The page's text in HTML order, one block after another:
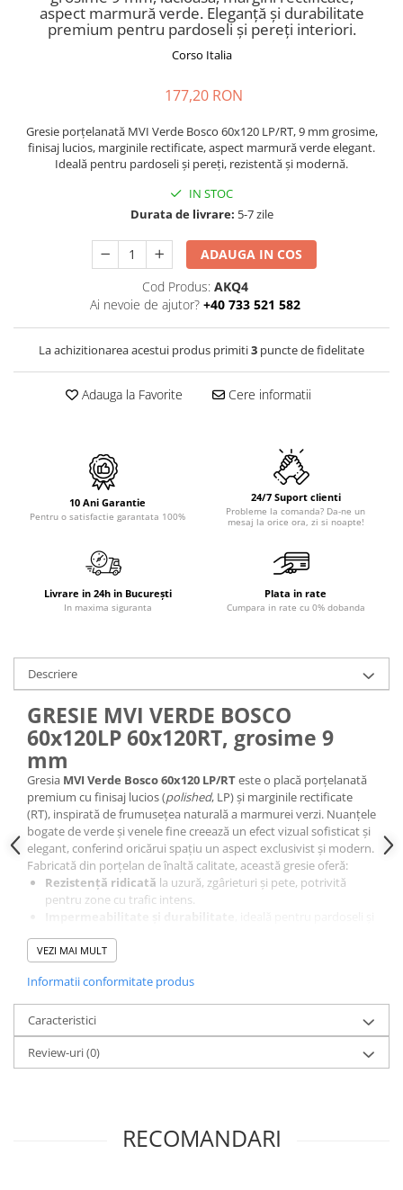
Dulap de baie cu oglindă
Dulap mic de baie
Oferta Zilei: Top Vânzări
Baterii termostatice
Coloane de duș cu baterie
Seturi vase wc
CHIUVETE STICLA
COMPACT
FORMIC
GALEO
INTERMEZZO
NOX
OMNI
QUADRIX COMPOZIT
Recomandate
ROLL
SETURI CHIUVETA DE BUCATARIE SI
BATERIE
SIFOANE MONARCH
STRICTO
STYLUX
VARIANT
ZOOM
Electrocasnice pentru bucătărie
Mixere și blendere
Sisteme pentru apa pură
aspect marmură verde. Eleganță și durabilitate
premium pentru pardoseli și pereți interiori.
Corso Italia
177,20 RON
Gresie porțelanată MVI Verde Bosco 60x120 LP/RT, 9 mm grosime,
finisaj lucios, marginile rectificate, aspect marmură verde elegant.
Ideală pentru pardoseli și pereți, rezistentă și modernă.
IN STOC
Durata de livrare: 5-7 zile
ADAUGA IN COS
Cod Produs: AKQ4
Ai nevoie de ajutor? +40 733 521 582
La achizitionarea acestui produs primiti3 puncte de fidelitate
Adauga la Favorite Cere informatii
10 Ani Garantie
Pentru o satisfactie garantata 100%
24/7 Suport clienti
Probleme la comanda? Da-ne un
mesaj la orice ora, zi si noapte!
Livrare in 24h in București
In maxima siguranta
Plata in rate
Cumpara in rate cu 0% dobanda
Descriere
GRESIE MVI VERDE BOSCO
60x120LP 60x120RT, grosime 9
mm
Gresia MVI Verde Bosco 60x120 LP/RTeste o placă porțelanată
premium cu finisaj lucios (polished, LP) și marginile rectificate
(RT), inspirată de frumusețea naturală a marmurei verzi. Nuanțele
bogate de verde și venele fine creează un efect vizual sofisticat și
elegant, conferind oricărui spațiu un aspect exclusivist și modern.
Fabricată din porțelan de înaltă calitate, această gresie oferă:
Rezistență ridicată la uzură, zgârieturi și pete, potrivită
pentru zone cu trafic intens.
Marginile rectificate (RT)
vizual uniform și elegant.
Finisaj lucios (LP)care reflectă lumina și adaugă profunzime
spațiului.
Dimensiunea
continuu, modern și rafinat, perfect pentru amenajări
minimaliste, contemporane sau clasice de lux.
Recomandări de utilizare:
VEZI MAI MULT
Informatii conformitate produs
Caracteristici
Review-uri(0)
RECOMANDARI